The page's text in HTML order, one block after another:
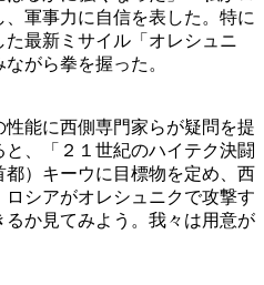
軍事力に自信を表した。特に
最新ミサイル「オレシュニ
がら拳を握った。
能に西側専門家らが疑問を提
、「２１世紀のハイテク決闘
）キーウに目標物を定め、西
シアがオレシュニクで攻撃す
か見てみよう。我々は用意が